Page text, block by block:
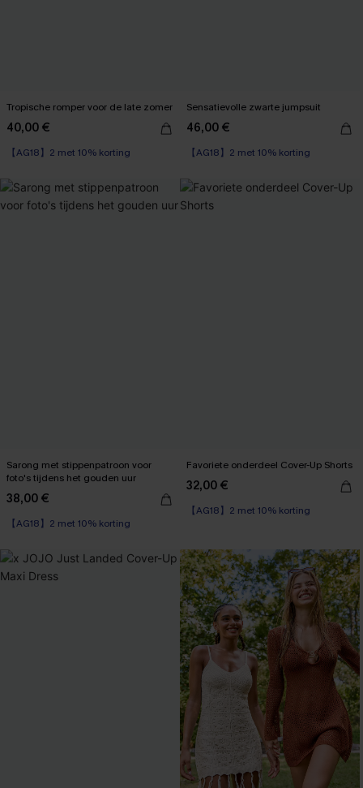
Tropische romper voor de late zomer
40,00 €
【AG18】2 met 10% korting
Sensatievolle zwarte jumpsuit
46,00 €
【AG18】2 met 10% korting
Sarong met stippenpatroon voor
foto's tijdens het gouden uur
38,00 €
【AG18】2 met 10% korting
Favoriete onderdeel Cover-Up Shorts
32,00 €
【AG18】2 met 10% korting